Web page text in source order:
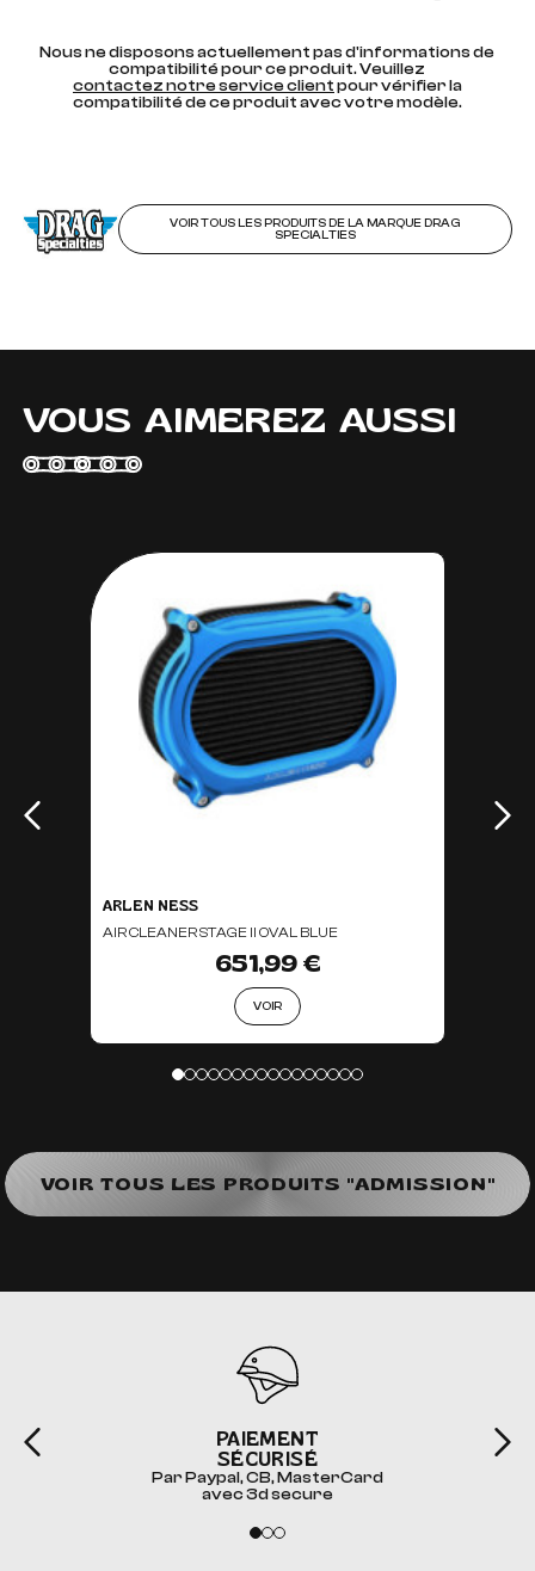
Nous ne disposons actuellement pas d'informations de
compatibilité pour ce produit. Veuillez
contactez notre service clientpour vérifier la
compatibilité de ce produit avec votre modèle.
VOIR TOUS LES PRODUITS DE LA MARQUE DRAG
SPECIALTIES
VOUS AIMEREZ AUSSI
ARLEN NESS
AIR CLEANER STAGE II OVAL BLUE
651,99 €
VOIR
VOIR TOUS LES PRODUITS "ADMISSION"
PAIEMENT
SÉCURISÉ
Par Paypal, CB, MasterCard
avec 3d secure